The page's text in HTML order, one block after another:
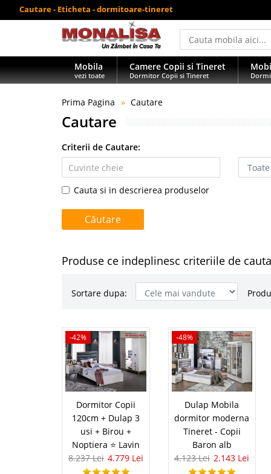
Cautare - Eticheta - dormitoare-tineret
Mobila
vezi toate
Camere Copii si Tineret
Dormitor Copii si Tineret
Prima Pagina Cautare
Cautare
Criterii de Cautare:
Cauta si in descrierea produselor
Produse ce indeplinesc criteriile de
Sortare dupa:
-42%
Dormitor
Birou +
Set mobilier dormitor
⭐ Lavin Atunci cand
copii sau tineret,
copiilor sunt clare, se
-42%
Dormitor Copii
120cm + Dulap 3
usi + Birou +
Noptiera ⭐ Lavin
8.237 Lei 4.779 Lei
-48%
Dulap Mobila
dormitor moderna
Tineret - Copii
Baron alb
4.123 Lei 2.143 Lei